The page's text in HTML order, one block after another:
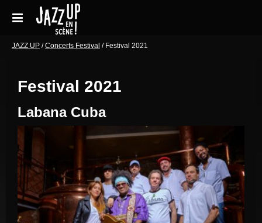
Accueil
Galeries de photos
Le festival en pratique
Soutenir le festival
Blog
Archives Concerts
Newsletter
JAZZ UP/Concerts Festival / Festival 2021
Festival 2021
Labana Cuba